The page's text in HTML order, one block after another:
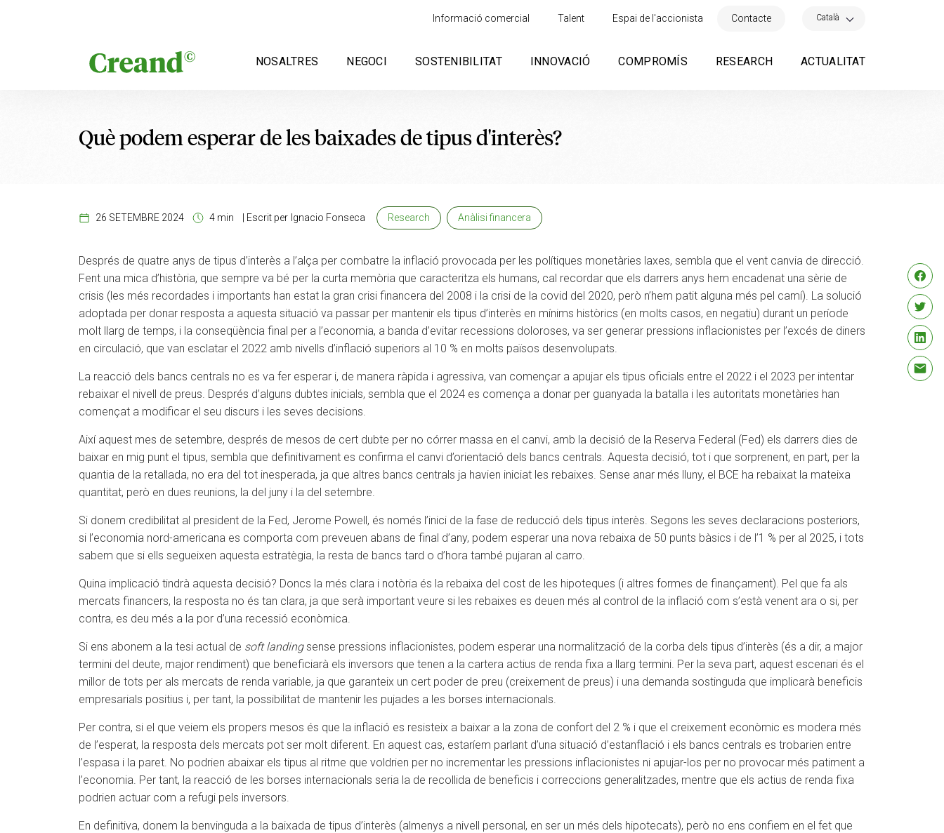
Informació comercial Talent Espai de l'accionista Contacte Català
NOSALTRES NEGOCI SOSTENIBILITAT INNOVACIÓ COMPROMÍS RESEARCH ACTUALITAT
Què podem esperar de les baixades de tipus d'interès?
26 SETEMBRE 2024 4 min Escrit per Ignacio Fonseca Research Anàlisi financera
Després de quatre anys de tipus d’interès a l’alça per combatre la inflació provocada per les polítiques monetàries laxes, sembla que el vent canvia de direcció.
Fent una mica d’història, que sempre va bé per la curta memòria que caracteritza els humans, cal recordar que els darrers anys hem encadenat una sèrie de
crisis (les més recordades i importants han estat la gran crisi financera del 2008 i la crisi de la covid del 2020, però n’hem patit alguna més pel camí). La solució
adoptada per donar resposta a aquesta situació va passar per mantenir els tipus d’interès en mínims històrics (en molts casos, en negatiu) durant un període
molt llarg de temps, i la conseqüència final per a l’economia, a banda d’evitar recessions doloroses, va ser generar pressions inflacionistes per l’excés de diners
en circulació, que van esclatar el 2022 amb nivells d’inflació superiors al 10 % en molts països desenvolupats.
La reacció dels bancs centrals no es va fer esperar i, de manera ràpida i agressiva, van començar a apujar els tipus oficials entre el 2022 i el 2023 per intentar
rebaixar el nivell de preus. Després d’alguns dubtes inicials, sembla que el 2024 es comença a donar per guanyada la batalla i les autoritats monetàries han
començat a modificar el seu discurs i les seves decisions.
Així aquest mes de setembre, després de mesos de cert dubte per no córrer massa en el canvi, amb la decisió de la Reserva Federal (Fed) els darrers dies de
baixar en mig punt el tipus, sembla que definitivament es confirma el canvi d’orientació dels bancs centrals. Aquesta decisió, tot i que sorprenent, en part, per la
quantia de la retallada, no era del tot inesperada, ja que altres bancs centrals ja havien iniciat les rebaixes. Sense anar més lluny, el BCE ha rebaixat la mateixa
quantitat, però en dues reunions, la del juny i la del setembre.
Si donem credibilitat al president de la Fed, Jerome Powell, és només l’inici de la fase de reducció dels tipus interès. Segons les seves declaracions posteriors,
si l’economia nord-americana es comporta com preveuen abans de final d’any, podem esperar una nova rebaixa de 50 punts bàsics i de l’1 % per al 2025, i tots
sabem que si ells segueixen aquesta estratègia, la resta de bancs tard o d’hora també pujaran al carro.
Quina implicació tindrà aquesta decisió? Doncs la més clara i notòria és la rebaixa del cost de les hipoteques (i altres formes de finançament). Pel que fa als
mercats financers, la resposta no és tan clara, ja que serà important veure si les rebaixes es deuen més al control de la inflació com s’està venent ara o si, per
contra, es deu més a la por d’una recessió econòmica.
Si ens abonem a la tesi actual de soft landingsense pressions inflacionistes, podem esperar una normalització de la corba dels tipus d’interès (és a dir, a major
termini del deute, major rendiment) que beneficiarà els inversors que tenen a la cartera actius de renda fixa a llarg termini. Per la seva part, aquest escenari és el
millor de tots per als mercats de renda variable, ja que garanteix un cert poder de preu (creixement de preus) i una demanda sostinguda que implicarà beneficis
empresarials positius i, per tant, la possibilitat de mantenir les pujades a les borses internacionals.
Per contra, si el que veiem els propers mesos és que la inflació es resisteix a baixar a la zona de confort del 2 % i que el creixement econòmic es modera més
de l’esperat, la resposta dels mercats pot ser molt diferent. En aquest cas, estaríem parlant d’una situació d’estanflació i els bancs centrals es trobarien entre
l’espasa i la paret. No podrien abaixar els tipus al ritme que voldrien per no incrementar les pressions inflacionistes ni apujar-los per no provocar més patiment a
l’economia. Per tant, la reacció de les borses internacionals seria la de recollida de beneficis i correccions generalitzades, mentre que els actius de renda fixa
podrien actuar com a refugi pels inversors.
En definitiva, donem la benvinguda a la baixada de tipus d’interès (almenys a nivell personal, en ser un més dels hipotecats), però no ens confiem en el fet que